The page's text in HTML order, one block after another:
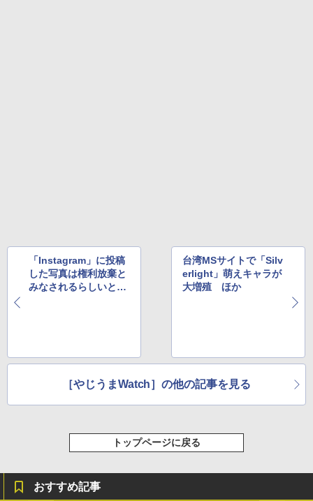
「Instagram」に投稿
した写真は権利放棄と
みなされるらしいと話
台湾MSサイトで「Silv
erlight」萌えキャラが
大増殖 ほか
［やじうまWatch］の他の記事を見る
トップページに戻る
おすすめ記事